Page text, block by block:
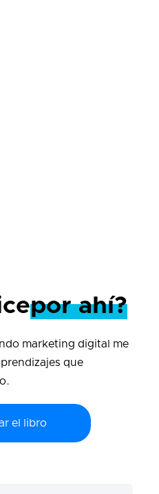
por ahí?
marketing digital me
que
el libro